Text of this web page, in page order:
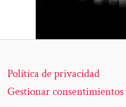
Política de privacidad
Gestionar consentimientos